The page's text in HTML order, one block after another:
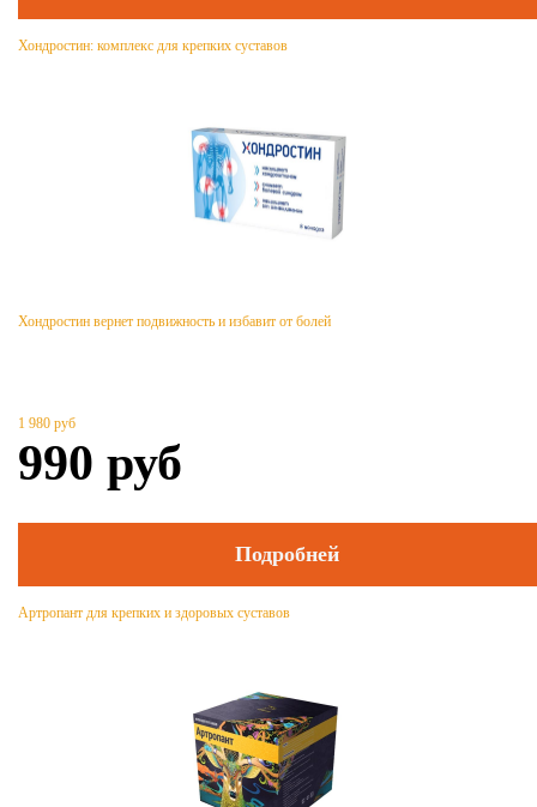
Хондростин: комплекс для крепких суставов
Хондростин вернет подвижность и избавит от болей
1 980 руб
990 руб
Подробней
Артропант для крепких и здоровых суставов